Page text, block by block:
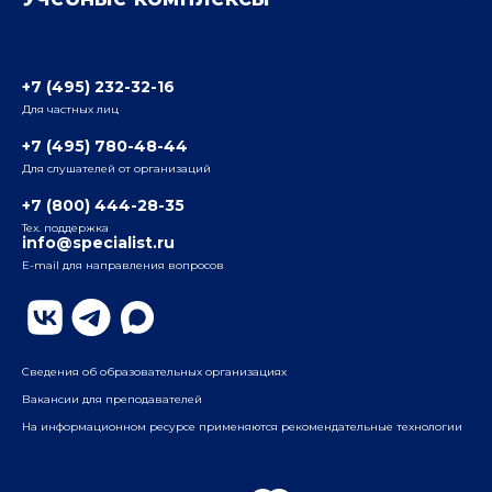
Радио
ул. Радио, д.24, корпус 1, 2-й подъезд, 2-й этаж
ул. Воронцовская, д. 35Б, корп.2, 5-й этаж
Бауманский
ул. Бауманская, д. 6, стр. 2, бизнес-центр «Виктория
Плаза», 4-й этаж
+7 (495) 232-32-16
Для частных лиц
+7 (495) 780-48-44
Для слушателей от организаций
+7 (800) 444-28-35
Тех. поддержка
info@specialist.ru
E-mail для направления вопросов
Сведения об образовательных организациях
Вакансии для преподавателей
На информационном ресурсе применяются рекомендательные технологии